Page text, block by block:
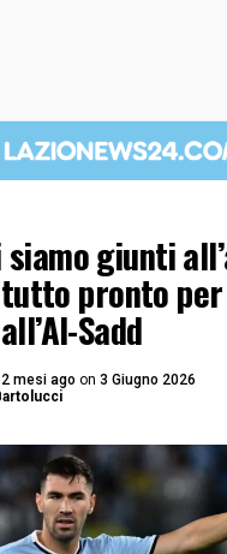
giunti
pronto per
Sadd
2 mesi ago on 3 Giugno 2026